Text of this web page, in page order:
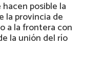
posible la
la provincia de
a la frontera con
la unión del río